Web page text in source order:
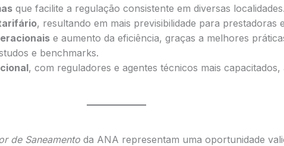
que facilite a regulação consistente em diversas localidades.
, resultando em mais previsibilidade para prestadoras
e aumento da eficiência, graças a melhores
e benchmarks.
, com reguladores e agentes técnicos mais capacitados,
de Saneamentoda ANA representam uma oportunidade